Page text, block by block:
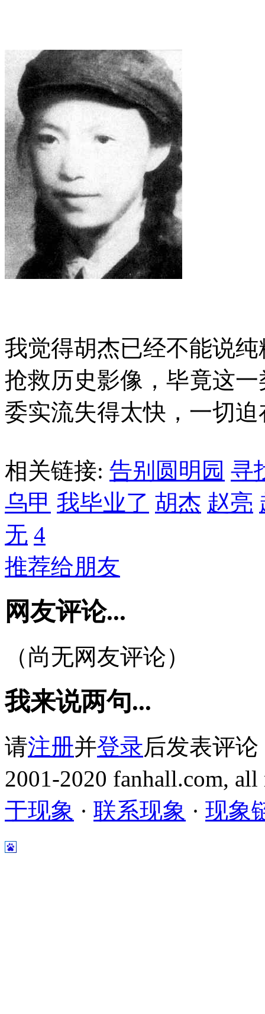
我觉得胡杰已经不能说
抢救历史影像，毕竟这
委实流失得太快，一切
相关链接: 告别圆明园 寻
乌甲 我毕业了 胡杰 赵亮
无 4
推荐给朋友
网友评论...
（尚无网友评论）
我来说两句...
请注册并登录后发表评论
2001-2020 fanhall.com,
于现象 · 联系现象 · 现象